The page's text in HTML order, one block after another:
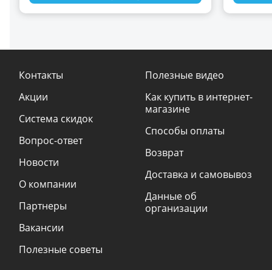
Контакты
Акции
Система скидок
Вопрос-ответ
Новости
О компании
Партнеры
Вакансии
Полезные советы
Полезные видео
Как купить в интернет-
магазине
Способы оплаты
Возврат
Доставка и самовывоз
Данные об
организации